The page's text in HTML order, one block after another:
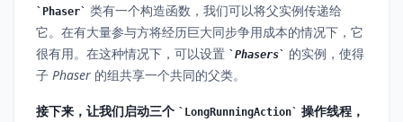
Phaser
类有一个构造函数，我们可以将父实例传递给
它。在有大量参与方将经历巨大同步争用成本的情况下，它
很有用。在这种情况下，可以设置
Phasers
的实例，使得
子 Phaser 的组共享一个共同的父类。
接下来，让我们启动三个 LongRunningAction
操作线程，